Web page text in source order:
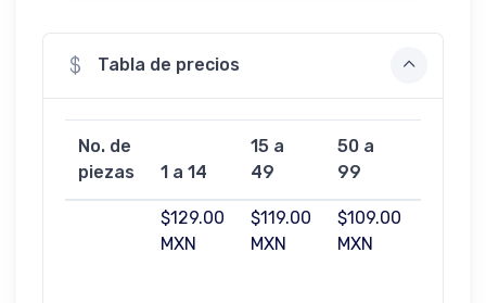
Tabla de precios
No. de
piezas
1 a 14
15 a
49
50 a
99
$129.00
MXN
$119.00
MXN
$109.00
MXN